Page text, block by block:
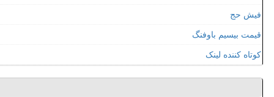
فیش حج
قیمت بیسیم باوفنگ
کوتاه کننده لینک